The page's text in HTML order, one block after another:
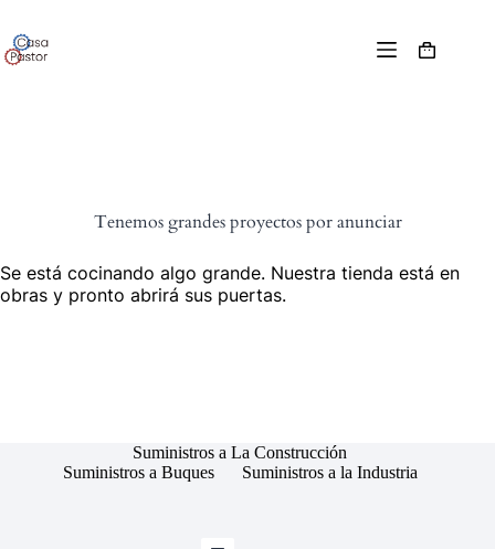
Tenemos grandes proyectos por anunciar
Se está cocinando algo grande. Nuestra tienda está en
obras y pronto abrirá sus puertas.
Suministros a La Construcción
Suministros a Buques
Suministros a la Industria